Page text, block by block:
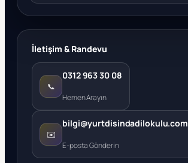
İletişim & Randevu
📞
0312 963 30 08
Hemen Arayın
✉️
bilgi@yurtdisindadilokulu.com
E-posta Gönderin